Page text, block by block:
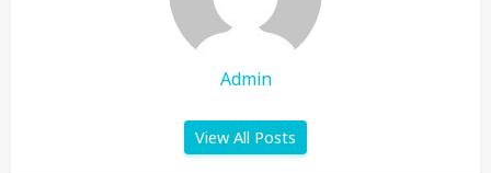
Admin
View All Posts